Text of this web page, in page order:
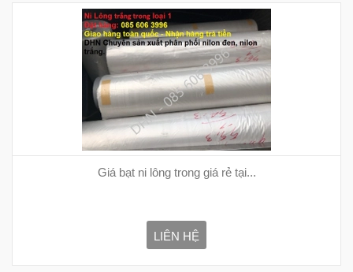
Giá bạt ni lông trong giá rẻ tại...
LIÊN HỆ